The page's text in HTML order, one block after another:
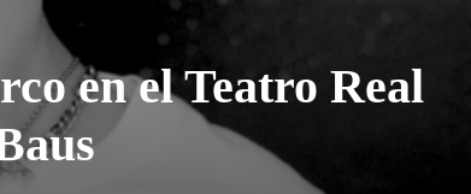
en el Teatro Real